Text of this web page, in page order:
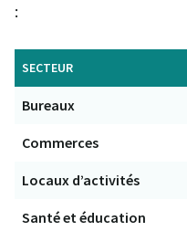
:
SECTEUR
Bureaux
Commerces
Locaux d’activités
Santé et éducation